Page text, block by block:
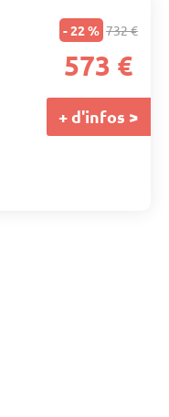
- 22 % 732 €
573 €
+ d'infos >